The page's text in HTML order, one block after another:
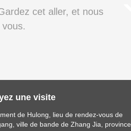
cet aller, et nous
une visite
de Hulong, lieu de rendez-vous de
ville de bande de Zhang Jia, province